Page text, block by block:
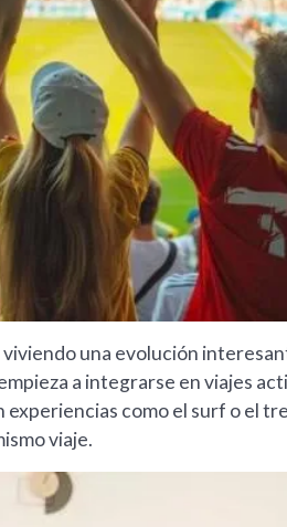
viviendo una evolución
a integrarse en viajes
experiencias como el surf o el
viaje.